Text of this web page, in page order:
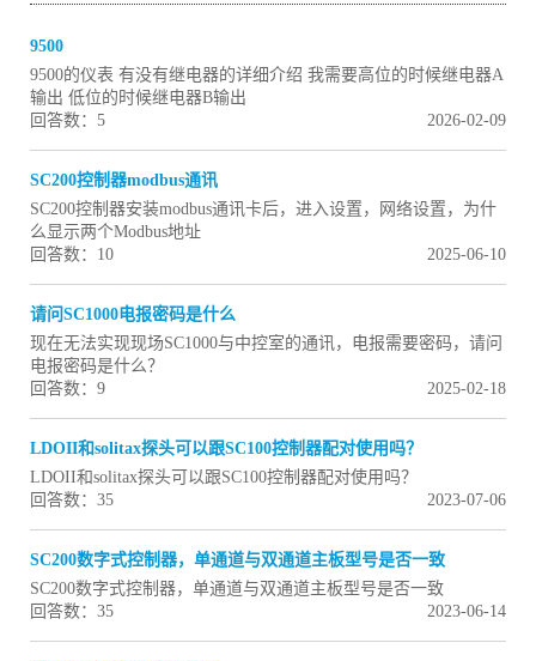
9500
9500的仪表 有没有继电器的详细介绍 我需要高位的时候继电器A
输出 低位的时候继电器B输出
2026-02-09
回答数：5
SC200控制器modbus通讯
SC200控制器安装modbus通讯卡后，进入设置，网络设置，为什
么显示两个Modbus地址
2025-06-10
回答数：10
请问SC1000电报密码是什么
现在无法实现现场SC1000与中控室的通讯，电报需要密码，请问
电报密码是什么？
2025-02-18
回答数：9
LDOII和solitax探头可以跟SC100控制器配对使用吗？
LDOII和solitax探头可以跟SC100控制器配对使用吗？
2023-07-06
回答数：35
SC200数字式控制器，单通道与双通道主板型号是否一致
SC200数字式控制器，单通道与双通道主板型号是否一致
2023-06-14
回答数：35